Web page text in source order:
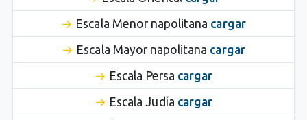
Escala Menor napolitana cargar
Escala Mayor napolitana cargar
Escala Persa cargar
Escala Judía cargar